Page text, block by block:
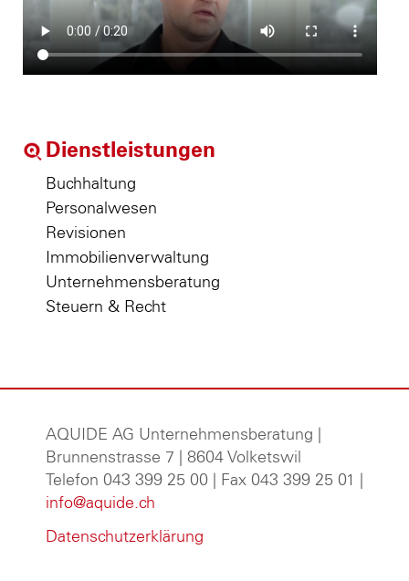
Dienstleistungen
Buchhaltung
Personalwesen
Revisionen
Immobilienverwaltung
Unternehmensberatung
Steuern & Recht
AQUIDE AG Unternehmensberatung
Brunnenstrasse 7 | 8604 Volketswil
Telefon 043 399 25 00 | Fax 043 399 25 01 |
info@aquide.ch
Datenschutzerklärung